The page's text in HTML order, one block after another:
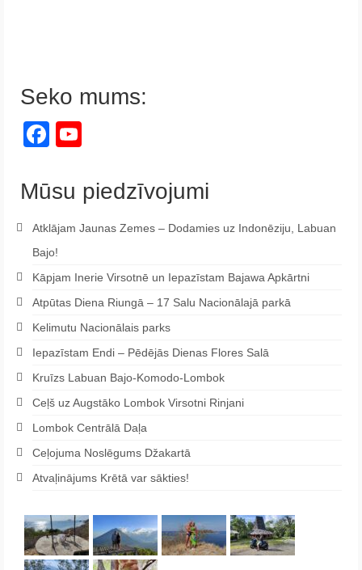
Seko mums:
Facebook
Mūsu piedzīvojumi
Atklājam Jaunas Zemes – Dodamies uz Indonēziju, Labuan
Bajo!
Kāpjam Inerie Virsotnē un Iepazīstam Bajawa Apkārtni
Atpūtas Diena Riungā – 17 Salu Nacionālajā parkā
Kelimutu Nacionālais parks
Iepazīstam Endi – Pēdējās Dienas Flores Salā
Kruīzs Labuan Bajo-Komodo-Lombok
Ceļš uz Augstāko Lombok Virsotni Rinjani
Lombok Centrālā Daļa
Ceļojuma Noslēgums Džakartā
Atvaļinājums Krētā var sākties!